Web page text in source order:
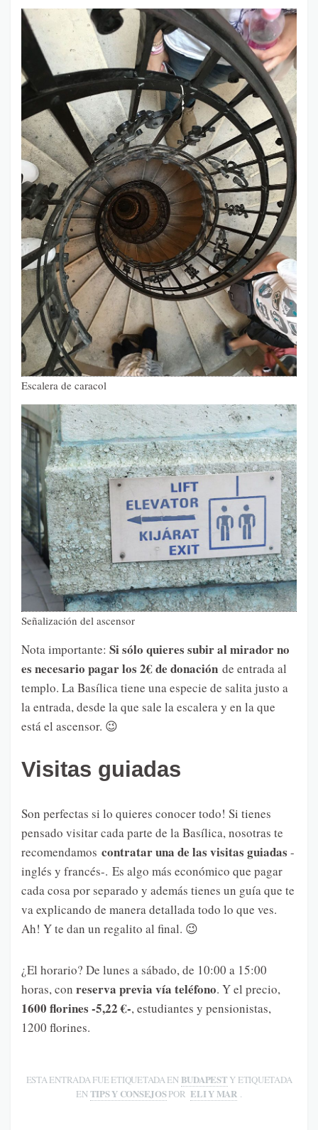
Escalera de caracol
Señalización del ascensor
Nota importante: Si sólo quieres subir al mirador no
es necesario pagar los 2€ de donación de entrada al
templo. La Basílica tiene una especie de salita justo a
la entrada, desde la que sale la escalera y en la que
está el ascensor. 😉
Visitas guiadas
Son perfectas si lo quieres conocer todo! Si tienes
pensado visitar cada parte de la Basílica, nosotras te
recomendamos contratar una de las visitas guiadas -
inglés y francés-. Es algo más económico que pagar
cada cosa por separado y además tienes un guía que te
va explicando de manera detallada todo lo que ves.
Ah! Y te dan un regalito al final. 😉
¿El horario? De lunes a sábado, de 10:00 a 15:00
horas, con reserva previa vía teléfono. Y el precio,
1600 florines -5,22 €-, estudiantes y pensionistas,
1200 florines.
ESTA ENTRADA FUE ETIQUETADA EN BUDAPEST Y ETIQUETADA
ENTIPS Y CONSEJOSPOR ELI Y MAR .